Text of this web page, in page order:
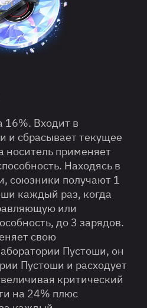
16%. Входит в
и сбрасывает текущее
носитель применяет
Находясь в
союзники получают 1
каждый раз, когда
или
до 3 зарядов.
свою
Пустоши, он
Пустоши и расходует
критический
на 24% плюс